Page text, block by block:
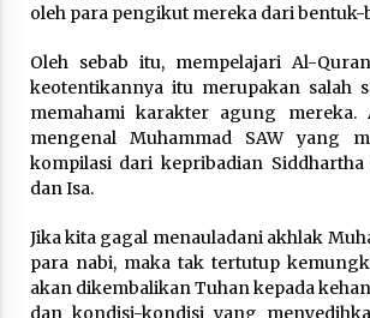
oleh para pengikut mereka dari bentuk-
Oleh sebab itu, mempelajari Al-
keotentikannya itu merupakan salah
memahami karakter agung mereka.
mengenal Muhammad SAW yang
kompilasi dari kepribadian Siddhartha
dan Isa.
Jika kita gagal menauladani akhlak
para nabi, maka tak tertutup
akan dikembalikan Tuhan kepada
dan kondisi-kondisi yang